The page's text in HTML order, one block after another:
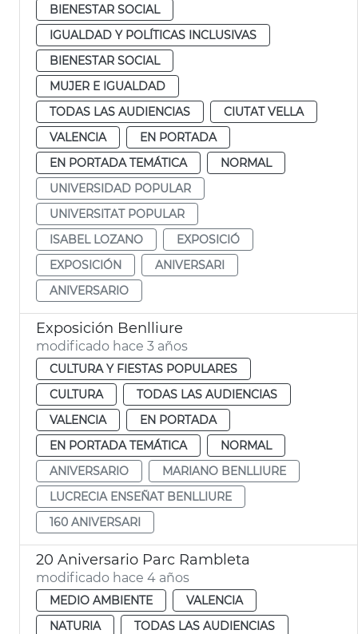
BIENESTAR SOCIAL
IGUALDAD Y POLÍTICAS INCLUSIVAS
BIENESTAR SOCIAL
MUJER E IGUALDAD
TODAS LAS AUDIENCIAS
CIUTAT VELLA
VALENCIA
EN PORTADA
EN PORTADA TEMÁTICA
NORMAL
UNIVERSIDAD POPULAR
UNIVERSITAT POPULAR
ISABEL LOZANO
EXPOSICIÓ
EXPOSICIÓN
ANIVERSARI
ANIVERSARIO
Exposición Benlliure
modificado hace 3 años
CULTURA Y FIESTAS POPULARES
CULTURA
TODAS LAS AUDIENCIAS
VALENCIA
EN PORTADA
EN PORTADA TEMÁTICA
NORMAL
ANIVERSARIO
MARIANO BENLLIURE
LUCRECIA ENSEÑAT BENLLIURE
160 ANIVERSARI
20 Aniversario Parc Rambleta
modificado hace 4 años
MEDIO AMBIENTE
VALENCIA
NATURIA
TODAS LAS AUDIENCIAS